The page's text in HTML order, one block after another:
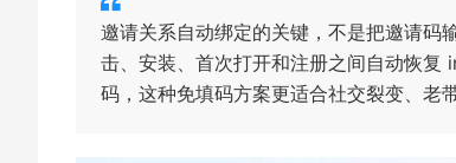
邀请关系自动绑定的关键，不是把邀请码
击、安装、首次打开和注册之间自动恢
码，这种免填码方案更适合社交裂变、老